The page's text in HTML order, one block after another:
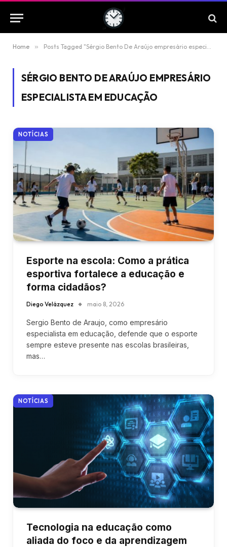
Home » Posts Tagged "Sérgio Bento De Araújo empresário especialista em educação"
SÉRGIO BENTO DE ARAÚJO EMPRESÁRIO
ESPECIALISTA EM EDUCAÇÃO
NOTÍCIAS
Esporte na escola: Como a prática
esportiva fortalece a educação e
forma cidadãos?
Diego Velázquez maio 8, 2026
Sergio Bento de Araujo, como empresário
especialista em educação, defende que o esporte
sempre esteve presente nas escolas brasileiras,
mas…
NOTÍCIAS
Tecnologia na educação como
aliada do foco e da aprendizagem